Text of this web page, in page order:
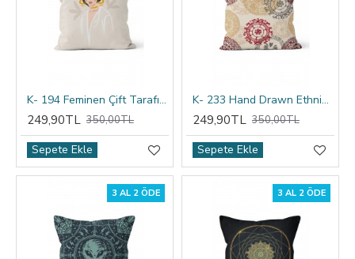
K- 194 Feminen Çift Tarafı Baskılı Kırlent Kılıfı
249,90TL 350,00TL
Sepete Ekle
K- 233 Hand Drawn Ethnic Çift Tarafı Baskılı Kırlent Kılıfı
249,90TL 350,00TL
Sepete Ekle
3 AL 2 ÖDE 3 AL 2 ÖDE